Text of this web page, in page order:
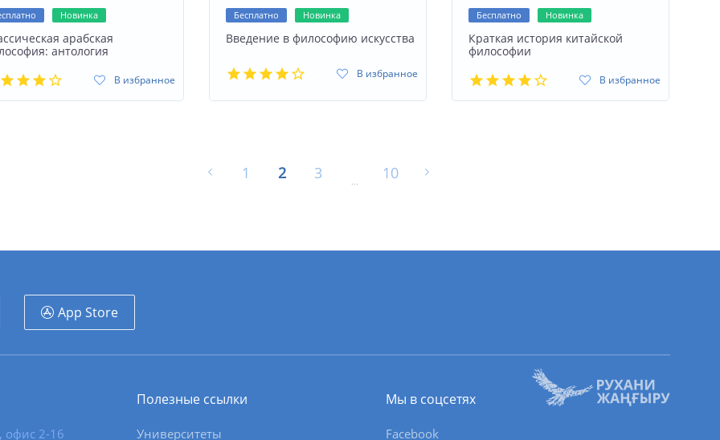
Новинка
арабская
антология
В избранное
Бесплатно Новинка
Введение в философию искусства
В избранное
Бесплатно Новинка
Краткая история китайской
философии
В избранное
1 2 3 ... 10
App Store
офис 2-16
Полезные ссылки
Университеты
Мы в соцсетях
Facebook